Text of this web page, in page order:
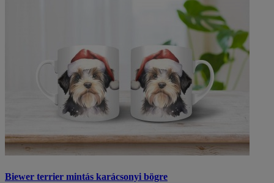
Biewer terrier mintás karácsonyi bögre